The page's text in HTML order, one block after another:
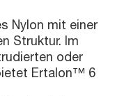
Nylon mit einer
Struktur. Im
oder
Ertalon™ 6